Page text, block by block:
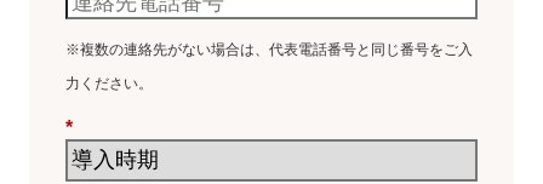
※複数の連絡先がない場合は、代表電話番号と同じ番号をご入
力ください。
*